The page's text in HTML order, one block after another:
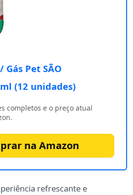
Pet SÃO
(12 unidades)
completos e o preço atual
na Amazon
refrescante e